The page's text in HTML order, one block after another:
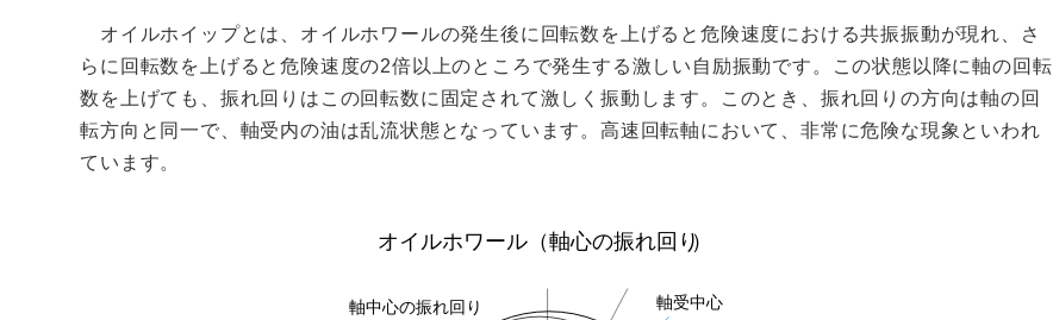
オイルホイップとは、オイルホワールの発生後に回転数を上げると危険速度における共振振動が現れ、さ
らに回転数を上げると危険速度の2倍以上のところで発生する激しい自励振動です。この状態以降に軸の回転
数を上げても、振れ回りはこの回転数に固定されて激しく振動します。このとき、振れ回りの方向は軸の回
転方向と同一で、軸受内の油は乱流状態となっています。高速回転軸において、非常に危険な現象といわれ
ています。